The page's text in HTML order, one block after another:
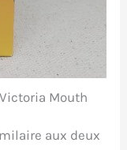
Mouth
aux deux